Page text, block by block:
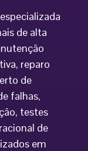
de alta
reparo
de
falhas,
testes
de
em